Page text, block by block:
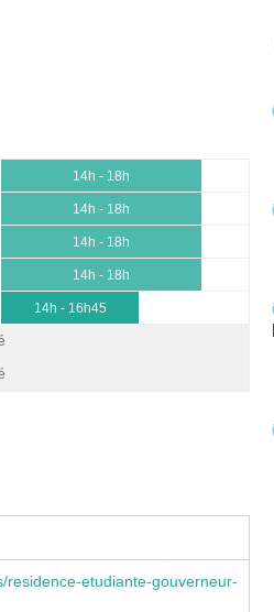
14h - 18h
14h - 18h
14h - 18h
14h - 18h
14h - 16h45
residence-etudiante-gouverneur-